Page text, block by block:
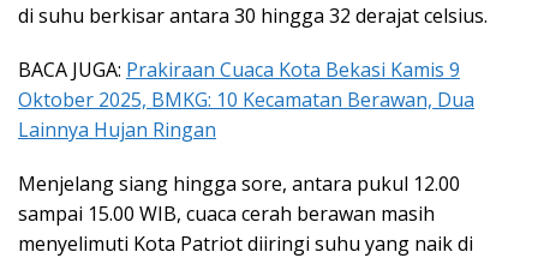
di suhu berkisar antara 30 hingga 32 derajat celsius.
BACA JUGA: Prakiraan Cuaca Kota Bekasi Kamis 9
Oktober 2025, BMKG: 10 Kecamatan Berawan, Dua
Lainnya Hujan Ringan
Menjelang siang hingga sore, antara pukul 12.00
sampai 15.00 WIB, cuaca cerah berawan masih
menyelimuti Kota Patriot diiringi suhu yang naik di